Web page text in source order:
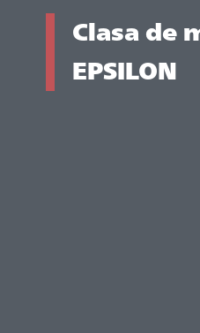
Clasa de
EPSILON